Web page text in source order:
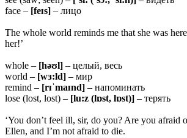
face – [feɪs] – лицо
The whole world reminds me that she was
her!’
whole – [həʊl] – целый, весь
world – [wɜ:ld] – мир
remind – [rɪˈmaɪnd] – напоминать
lose (lost, lost) – [lu:z (lɒst, lɒst)] – терять
‘You don’t feel ill, sir, do you? Are you afraid
Ellen, and I’m not afraid to die.